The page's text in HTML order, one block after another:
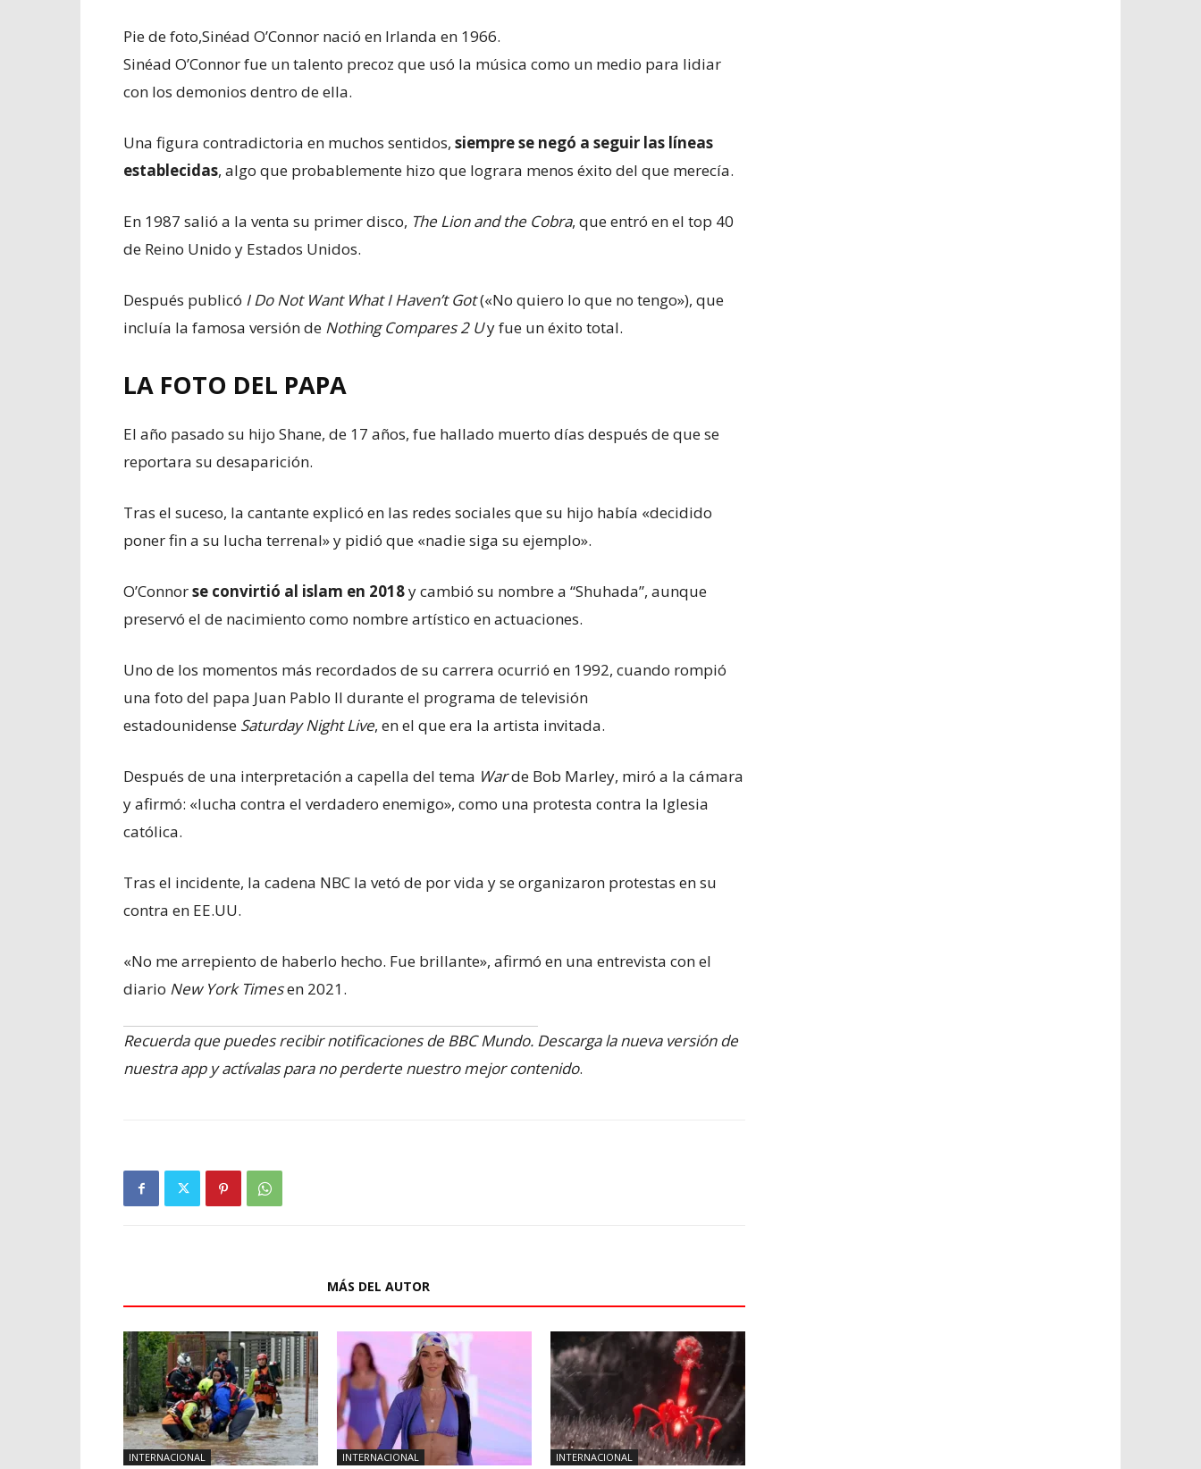
Pie de foto,Sinéad O’Connor nació en Irlanda en 1966.
Sinéad O’Connor fue un talento precoz que usó la música como un medio para lidiar
con los demonios dentro de ella.
Una figura contradictoria en muchos sentidos, siempre se negó a seguir las líneas
establecidas, algo que probablemente hizo que lograra menos éxito del que merecía.
En 1987 salió a la venta su primer disco, The Lion and the Cobra, que entró en el top 40
de Reino Unido y Estados Unidos.
Después publicó I Do Not Want What I Haven’t Got(«No quiero lo que no tengo»), que
incluía la famosa versión de Nothing Compares 2 Uy fue un éxito total.
LA FOTO DEL PAPA
El año pasado su hijo Shane, de 17 años, fue hallado muerto días después de que se
reportara su desaparición.
Tras el suceso, la cantante explicó en las redes sociales que su hijo había «decidido
poner fin a su lucha terrenal» y pidió que «nadie siga su ejemplo».
O’Connorse convirtió al islam en 2018y cambió su nombre a “Shuhada”, aunque
preservó el de nacimiento como nombre artístico en actuaciones.
Uno de los momentos más recordados de su carrera ocurrió en 1992, cuando rompió
una foto del papa Juan Pablo II durante el programa de televisión
estadounidense Saturday Night Live, en el que era la artista invitada.
Después de una interpretación a capella del tema Warde Bob Marley, miró a la cámara
y afirmó: «lucha contra el verdadero enemigo», como una protesta contra la Iglesia
católica.
Tras el incidente, la cadena NBC la vetó de por vida y se organizaron protestas en su
contra en EE.UU.
«No me arrepiento de haberlo hecho. Fue brillante», afirmó en una entrevista con el
diario New York Timesen 2021.
Recuerda que puedes recibir notificaciones de BBC Mundo. Descarga la nueva versión de
nuestra app y actívalas para no perderte nuestro mejor contenido.
MÁS DEL AUTOR
INTERNACIONAL INTERNACIONAL INTERNACIONAL